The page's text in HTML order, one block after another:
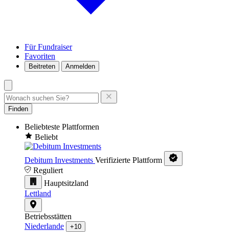
Für Fundraiser
Favoriten
Beitreten Anmelden
Finden
Beliebteste Plattformen
Beliebt
Debitum Investments Verifizierte Plattform
Reguliert
Hauptsitzland
Lettland
Betriebsstätten
Niederlande
+10